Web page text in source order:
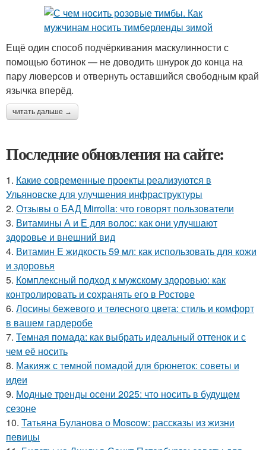
Ещё один способ подчёркивания маскулинности с
помощью ботинок — не доводить шнурок до конца на
пару люверсов и отвернуть оставшийся свободным край
язычка вперёд.
читать дальше →
Последние обновления на сайте:
1. Какие современные проекты реализуются в
Ульяновске для улучшения инфраструктуры
2. Отзывы о БАД Mirrolla: что говорят пользователи
3. Витамины А и Е для волос: как они улучшают
здоровье и внешний вид
4. Витамин Е жидкость 59 мл: как использовать для кожи
и здоровья
5. Комплексный подход к мужскому здоровью: как
контролировать и сохранять его в Ростове
6. Лосины бежевого и телесного цвета: стиль и комфорт
в вашем гардеробе
7. Темная помада: как выбрать идеальный оттенок и с
чем её носить
8. Макияж с темной помадой для брюнеток: советы и
идеи
9. Модные тренды осени 2025: что носить в будущем
сезоне
10. Татьяна Буланова о Moscow: рассказы из жизни
певицы